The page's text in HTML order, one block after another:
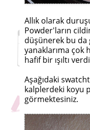
Allık olarak
Powder'ların
düşünerek bu da
yanaklarıma çok
hafif bir ışıltı
Aşağıdaki
kalplerdeki koyu
görmektesiniz.